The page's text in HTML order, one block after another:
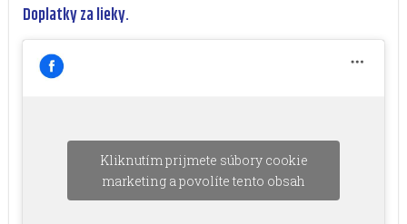
Doplatky za lieky.
Kliknutím prijmete súbory cookie
marketing a povolíte tento obsah